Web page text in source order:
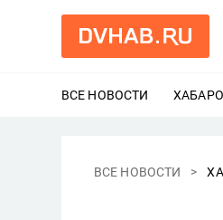
ВСЕ НОВОСТИ
ВСЕ НОВОСТИ